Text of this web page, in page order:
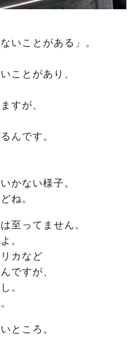
いことがある」。
ことがあり、
すが、
んです。
かない様子。
ね。
至ってません。
。
カなど
ですが、
。
ところ。